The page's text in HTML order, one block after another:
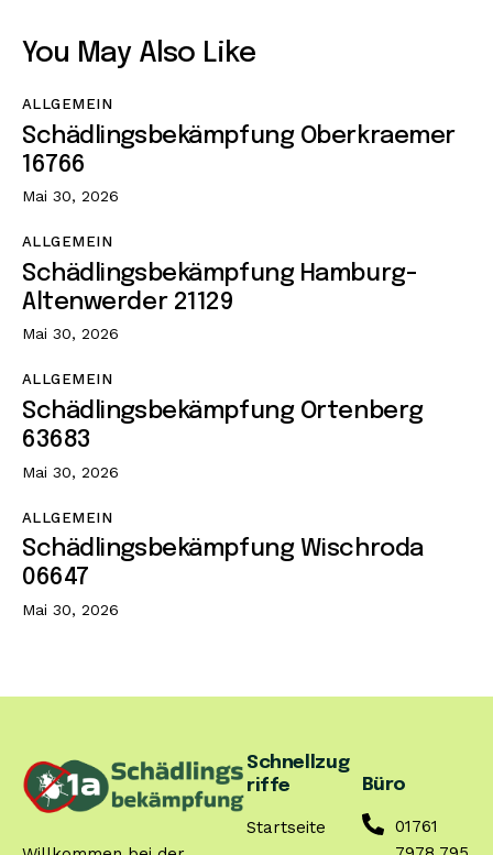
You May Also Like
ALLGEMEIN
Schädlingsbekämpfung Oberkraemer
16766
Mai 30, 2026
ALLGEMEIN
Schädlingsbekämpfung Hamburg-
Altenwerder 21129
Mai 30, 2026
ALLGEMEIN
Schädlingsbekämpfung Ortenberg
63683
Mai 30, 2026
ALLGEMEIN
Schädlingsbekämpfung Wischroda
06647
Mai 30, 2026
Schnellzug
riffe
Startseite
Büro
01761